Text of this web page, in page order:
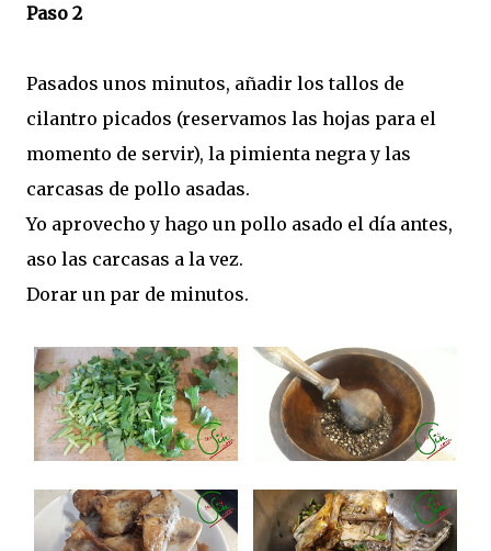
Paso 2
Pasados unos minutos, añadir los tallos de
cilantro picados (reservamos las hojas para el
momento de servir), la pimienta negra y las
carcasas de pollo asadas.
Yo aprovecho y hago un pollo asado el día antes,
aso las carcasas a la vez.
Dorar un par de minutos.